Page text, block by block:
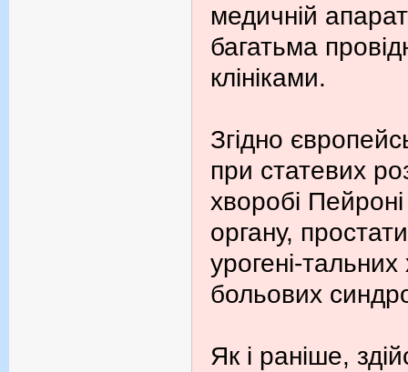
медичній
багатьма
клініками.
Згідно
при статевих
хворобі
органу,
урогені-
больових
Як і раніше,